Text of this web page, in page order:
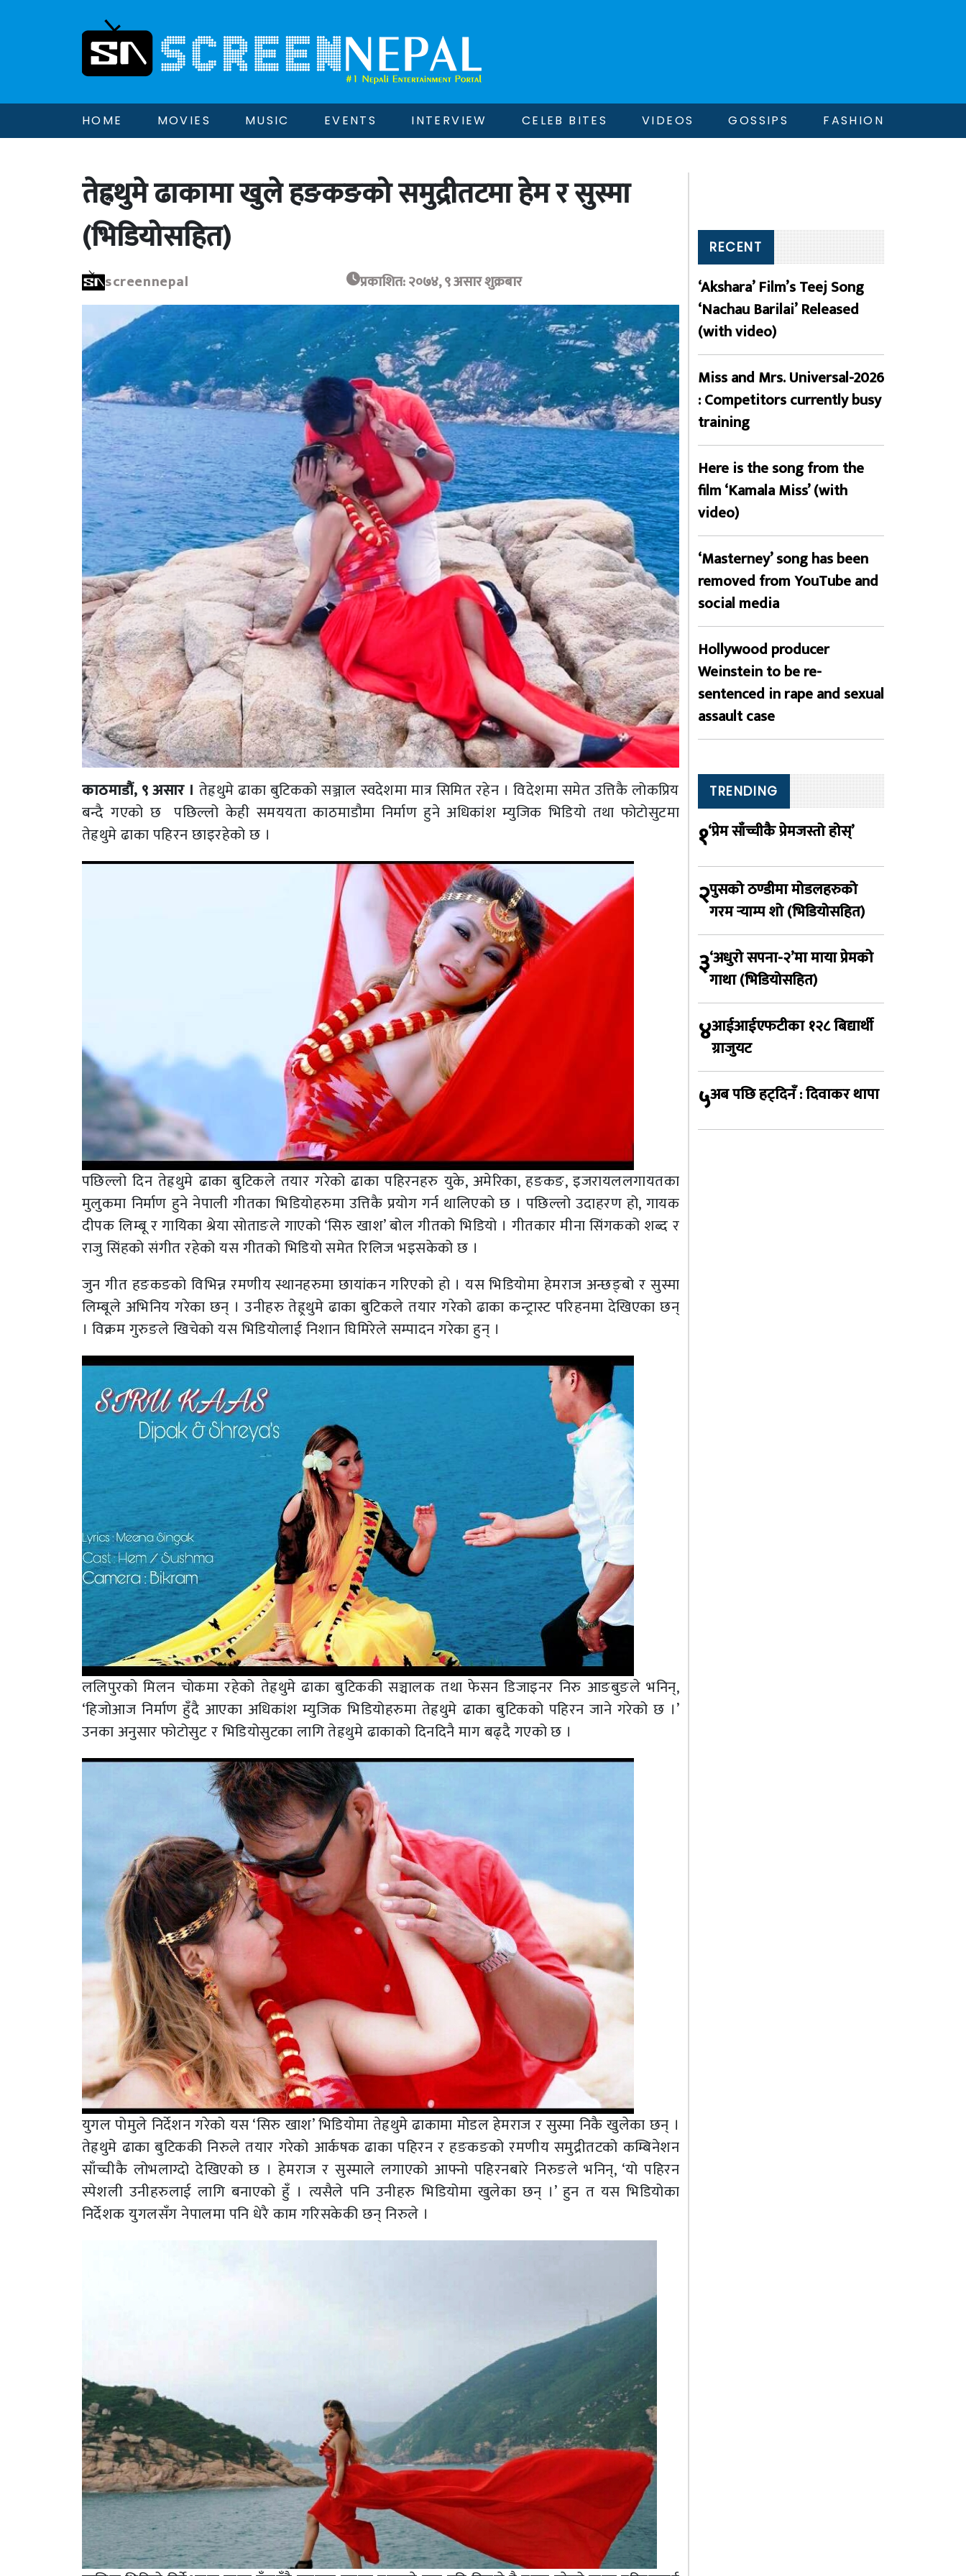
HOME MOVIES MUSIC EVENTS INTERVIEW CELEB BITES VIDEOS GOSSIPS FASHION
तेह्रथुमे ढाकामा खुले हङकङको समुद्रीतटमा हेम र सुस्मा
(भिडियोसहित)
screennepal प्रकाशित: २०७४, ९ असार शुक्रबार
काठमाडौं, ९ असार । तेह्रथुमे ढाका बुटिकको सञ्जाल स्वदेशमा मात्र सिमित रहेन । विदेशमा समेत उत्तिकै लोकप्रिय
बन्दै गएको छ पछिल्लो केही समययता काठमाडौमा निर्माण हुने अधिकांश म्युजिक भिडियो तथा फोटोसुटमा
तेह्रथुमे ढाका पहिरन छाइरहेको छ ।
पछिल्लो दिन तेह्रथुमे ढाका बुटिकले तयार गरेको ढाका पहिरनहरु युके, अमेरिका, हङकङ, इजरायललगायतका
मुलुकमा निर्माण हुने नेपाली गीतका भिडियोहरुमा उत्तिकै प्रयोग गर्न थालिएको छ । पछिल्लो उदाहरण हो, गायक
दीपक लिम्बू र गायिका श्रेया सोताङले गाएको ‘सिरु खाश’ बोल गीतको भिडियो । गीतकार मीना सिंगकको शब्द र
राजु सिंहको संगीत रहेको यस गीतको भिडियो समेत रिलिज भइसकेको छ ।
जुन गीत हङकङको विभिन्न रमणीय स्थानहरुमा छायांकन गरिएको हो । यस भिडियोमा हेमराज अन्छङ्बो र सुस्मा
लिम्बूले अभिनिय गरेका छन् । उनीहरु तेह्र्रथुमे ढाका बुटिकले तयार गरेको ढाका कन्ट्रास्ट परिहनमा देखिएका छन्
। विक्रम गुरुङले खिचेको यस भिडियोलाई निशान घिमिरेले सम्पादन गरेका हुन् ।
ललिपुरको मिलन चोकमा रहेको तेह्रथुमे ढाका बुटिककी सञ्चालक तथा फेसन डिजाइनर निरु आङबुङले भनिन्,
‘हिजोआज निर्माण हुँदै आएका अधिकांश म्युजिक भिडियोहरुमा तेह्रथुमे ढाका बुटिकको पहिरन जाने गरेको छ ।’
उनका अनुसार फोटोसुट र भिडियोसुटका लागि तेह्रथुमे ढाकाको दिनदिनै माग बढ्दै गएको छ ।
युगल पोमुले निर्देशन गरेको यस ‘सिरु खाश’ भिडियोमा तेह्रथुमे ढाकामा मोडल हेमराज र सुस्मा निकै खुलेका छन् ।
तेह्रथुमे ढाका बुटिककी निरुले तयार गरेको आर्कषक ढाका पहिरन र हङकङको रमणीय समुद्रीतटको कम्बिनेशन
साँच्चीकै लोभलाग्दो देखिएको छ । हेमराज र सुस्माले लगाएको आफ्नो पहिरनबारे निरुङले भनिन्, ‘यो पहिरन
स्पेशली उनीहरुलाई लागि बनाएको हुँ । त्यसैले पनि उनीहरु भिडियोमा खुलेका छन् ।’ हुन त यस भिडियोका
निर्देशक युगलसँग नेपालमा पनि धेरै काम गरिसकेकी छन् निरुले ।
RECENT
‘Akshara’ Film’s Teej Song
‘Nachau Barilai’ Released
(with video)
Miss and Mrs. Universal-2026
: Competitors currently busy
training
Here is the song from the
film ‘Kamala Miss’ (with
video)
‘Masterney’ song has been
removed from YouTube and
social media
Hollywood producer
Weinstein to be re-
sentenced in rape and sexual
assault case
TRENDING
१‘प्रेम साँच्चीकै प्रेमजस्तो होस्’
२पुसको ठण्डीमा मोडलहरुको
गरम र्‍याम्प शो (भिडियोसहित)
३‘अधुरो सपना-२’मा माया प्रेमको
गाथा (भिडियोसहित)
४आईआईएफटीका १२८ बिद्यार्थी
ग्राजुयट
५अब पछि हट्दिनँ : दिवाकर थापा